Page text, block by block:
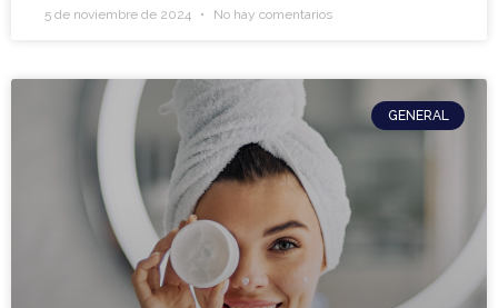
5 de noviembre de 2024 No hay comentarios
GENERAL